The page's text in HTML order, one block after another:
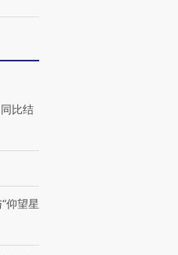
哈尔滨遭遇短时极端强降
比结
仰望星